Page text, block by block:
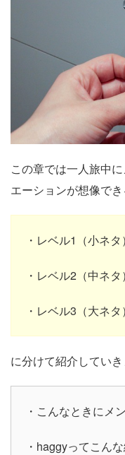
この章では一人旅中
エーションが想像で
・レベル1（小ネタ）
・レベル2（中ネタ）
・レベル3（大ネタ）
に分けて紹介していき
・こんなときにメ
・haggyってこん